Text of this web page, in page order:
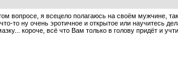
вопросе, я всецело полагаюсь на своём мужчине,
то ну очень эротичное и открытое или научитесь
короче, всё что Вам только в голову придёт и